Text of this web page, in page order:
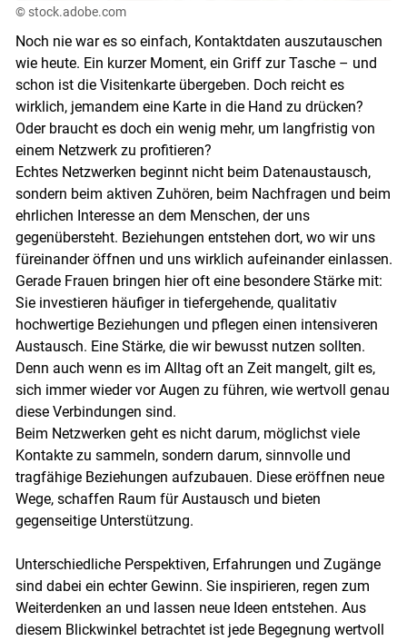
Skip to main content
© stock.adobe.com
Noch nie war es so einfach, Kontaktdaten auszutauschen
wie heute. Ein kurzer Moment, ein Griff zur Tasche – und
schon ist die Visitenkarte übergeben. Doch reicht es
wirklich, jemandem eine Karte in die Hand zu drücken?
Oder braucht es doch ein wenig mehr, um langfristig von
einem Netzwerk zu profitieren?
Echtes Netzwerken beginnt nicht beim Datenaustausch,
sondern beim aktiven Zuhören, beim Nachfragen und beim
ehrlichen Interesse an dem Menschen, der uns
gegenübersteht. Beziehungen entstehen dort, wo wir uns
füreinander öffnen und uns wirklich aufeinander einlassen.
Gerade Frauen bringen hier oft eine besondere Stärke mit:
Sie investieren häufiger in tiefer­gehende, qualitativ
hochwertige Beziehungen und pflegen einen intensiveren
Austausch. Eine Stärke, die wir bewusst nutzen sollten.
Denn auch wenn es im Alltag oft an Zeit mangelt, gilt es,
sich immer wieder vor Augen zu führen, wie wertvoll genau
diese Verbindungen sind.
Beim Netzwerken geht es nicht darum, möglichst viele
Kontakte zu sammeln, sondern darum, sinnvolle und
tragfähige Beziehungen aufzubauen. Diese eröffnen neue
Wege, schaffen Raum für Austausch und bieten
gegenseitige Unterstützung.
Unterschiedliche Perspektiven, Erfahrungen und Zugänge
sind dabei ein echter Gewinn. Sie inspirieren, regen zum
Weiterdenken an und lassen neue Ideen entstehen. Aus
diesem Blickwinkel betrachtet ist jede Begegnung wertvoll